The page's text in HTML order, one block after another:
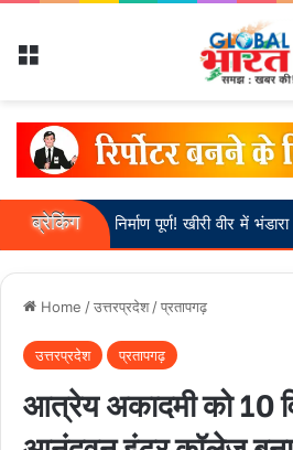
Menu
ब्रेकिंग
निर्माण पूर्ण! खीरी वीर में भंडारा आज
Home /उत्तरप्रदेश /प्रतापगढ़
उत्तरप्रदेश प्रतापगढ़
आत्रेय अकादमी को 10